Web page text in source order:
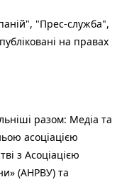
"Прес-служба",
на правах
разом: Медіа та
асоціацією
з Асоціацією
(АНРВУ) та